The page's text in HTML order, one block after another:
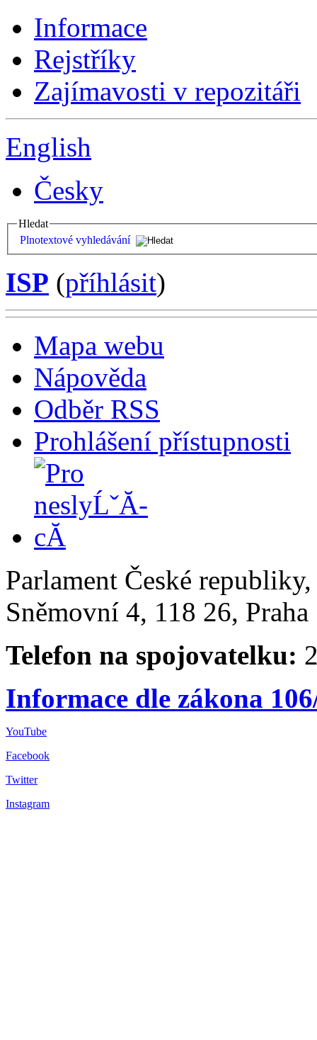
Informace
Rejstříky
Zajímavosti v repozitáři
English
Česky
Hledat
Plnotextové vyhledávání
ISP (příhlásit)
Mapa webu
Nápověda
Odběr RSS
Prohlášení přístupnosti
Parlament České
Sněmovní 4, 118 26,
Telefon na spojovatelku:
Informace dle zákona
YouTube
Facebook
Twitter
Instagram